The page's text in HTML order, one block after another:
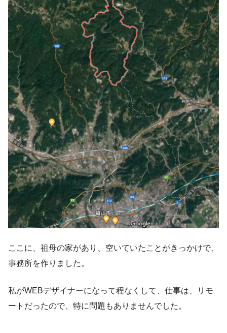
ここに、祖母の家があり、空いていたことがきっかけで、
事務所を作りました。
私がWEBデザイナーになって程なくして、仕事は、リモ
ートだったので、特に問題もありませんでした。